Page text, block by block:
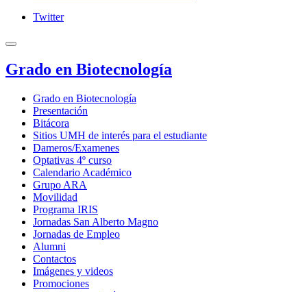
Twitter
Grado en Biotecnología
Grado en Biotecnología
Presentación
Bitácora
Sitios UMH de interés para el estudiante
Dameros/Examenes
Optativas 4º curso
Calendario Académico
Grupo ARA
Movilidad
Programa IRIS
Jornadas San Alberto Magno
Jornadas de Empleo
Alumni
Contactos
Imágenes y videos
Promociones